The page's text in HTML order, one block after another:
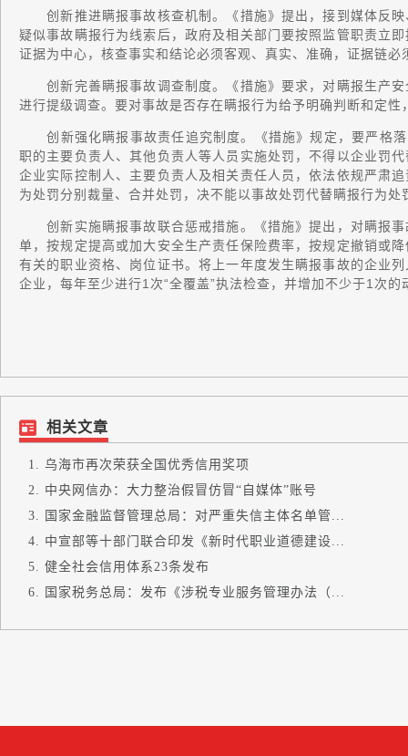
创新推进瞒报事故核查机制。《措施》提出，接到媒体反映
疑似事故瞒报行为线索后，政府及相关部门要按照监管职责立
证据为中心，核查事实和结论必须客观、真实、准确，证据链
创新完善瞒报事故调查制度。《措施》要求，对瞒报生产安
进行提级调查。要对事故是否存在瞒报行为给予明确判断和定性
创新强化瞒报事故责任追究制度。《措施》规定，要严格落
职的主要负责人、其他负责人等人员实施处罚，不得以企业罚
企业实际控制人、主要负责人及相关责任人员，依法依规严肃
为处罚分别裁量、合并处罚，决不能以事故处罚代替瞒报行为
创新实施瞒报事故联合惩戒措施。《措施》提出，对瞒报事
单，按规定提高或加大安全生产责任保险费率，按规定撤销或
有关的职业资格、岗位证书。将上一年度发生瞒报事故的企业
企业，每年至少进行1次“全覆盖”执法检查，并增加不少于1次的
相关文章
乌海市再次荣获全国优秀信用奖项
中央网信办：大力整治假冒仿冒“自媒体”账号
国家金融监督管理总局：对严重失信主体名单管...
中宣部等十部门联合印发《新时代职业道德建设...
健全社会信用体系23条发布
国家税务总局：发布《涉税专业服务管理办法（...